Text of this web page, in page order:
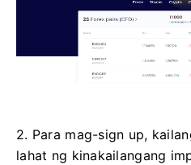
2. Para mag-sign up,
lahat ng kinakailangang